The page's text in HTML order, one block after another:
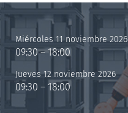
Miércoles 11 noviembre 2026
09:30 – 18:00
Jueves 12 noviembre 2026
09:30 – 18:00